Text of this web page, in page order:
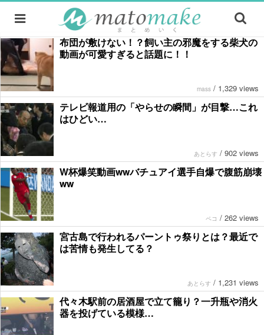
布団が敷けない！？飼い主の邪魔をする柴犬の
動画が可愛すぎると話題に！！
mass / 1,329 views
テレビ報道用の「やらせの瞬間」が目撃…これ
はひどい…
あとらす / 902 views
W杯爆笑動画wwバチュアイ選手自爆で腹筋崩壊
ww
ペコ / 262 views
宮古島で行われるパーントゥ祭りとは？最近で
は苦情も発生してる？
あとらす / 1,231 views
代々木駅前の居酒屋で立て籠り？一升瓶や消火
器を投げている模様…